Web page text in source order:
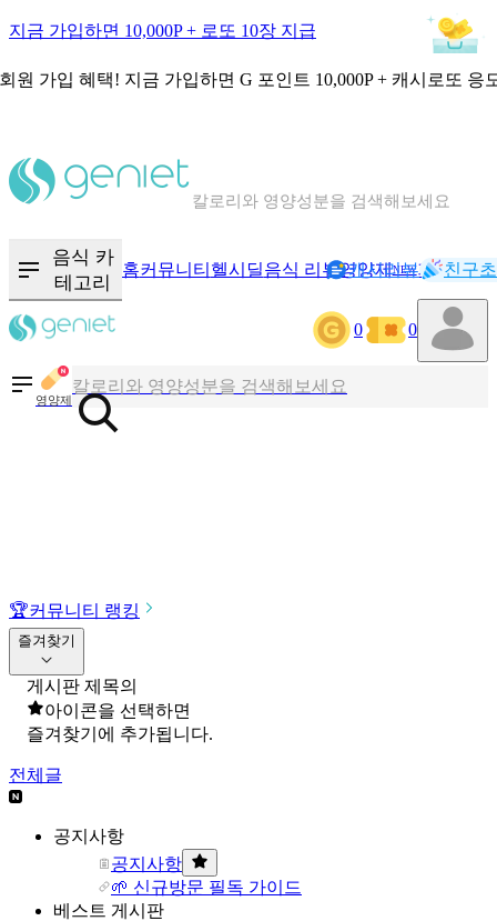
지금 가입하면 10,000P + 로또 10장 지급
원 가입 혜택! 지금 가입하면 G 포인트 10,000P + 캐시로또 응
혈당 · 다이어트 음식 검색해보세요
음식 카
테고리
홈커뮤니티 헬시딜음식 리뷰영양제NEW기록
캐시리뷰 친구
0 0
영양제
칼로리와 영양성분을 검색해보세요
혈당 · 다이어트 음식 검색해보세요
음식 · 영양제 리뷰를 찾아보세요
🏆커뮤니티 랭킹
즐겨찾기
게시판 제목의
아이콘을 선택하면
즐겨찾기에 추가됩니다.
전체글
공지사항
공지사항
🌱 신규방문 필독 가이드
베스트 게시판